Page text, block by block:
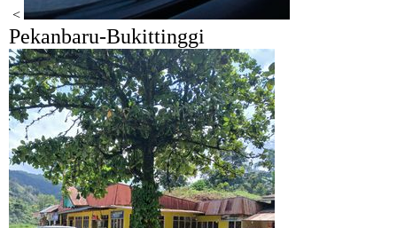
<
Pekanbaru-Bukittinggi